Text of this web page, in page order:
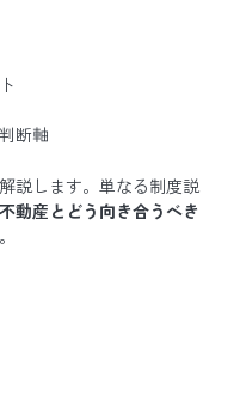
断軸
説します。単なる制度説
動産とどう向き合うべき